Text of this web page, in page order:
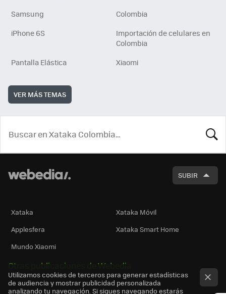
Samsung
Colombia
iPhone 6S
Importación de celulares en
Colombia
Pantalla Elástica
Xiaomi
VER MÁS TEMAS
SUBIR
Xataka
Xataka Móvil
Applesfera
Xataka Smart Home
Mundo Xiaomi
Otras publicaciones de Webedia
Utilizamos cookies de terceros para generar estadísticas
de audiencia y mostrar publicidad personalizada
analizando tu navegación. Si sigues navegando estarás